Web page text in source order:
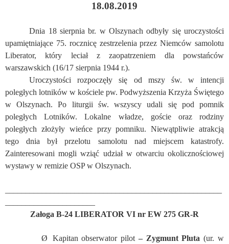
18.08.2019
Dnia 18 sierpnia br. w Olszynach odbyły się uroczystości
upamiętniające 75. rocznicę zestrzelenia przez Niemców samolotu
Liberator, który leciał z zaopatrzeniem dla powstańców
warszawskich (16/17 sierpnia 1944 r.).
Uroczystości rozpoczęły się od mszy św. w intencji
poległych lotników w kościele pw. Podwyższenia Krzyża Świętego
w Olszynach. Po liturgii św. wszyscy udali się pod pomnik
poległych Lotników. Lokalne władze, goście oraz rodziny
poległych złożyły wieńce przy pomniku. Niewątpliwie atrakcją
tego dnia był przelotu samolotu nad miejscem katastrofy.
Zainteresowani mogli wziąć udział w otwarciu okolicznościowej
wystawy w remizie OSP w Olszynach.
Załoga B-24 LIBERATOR VI nr EW 275 GR-R
Ø Kapitan obserwator pilot – Zygmunt Pluta(ur. w